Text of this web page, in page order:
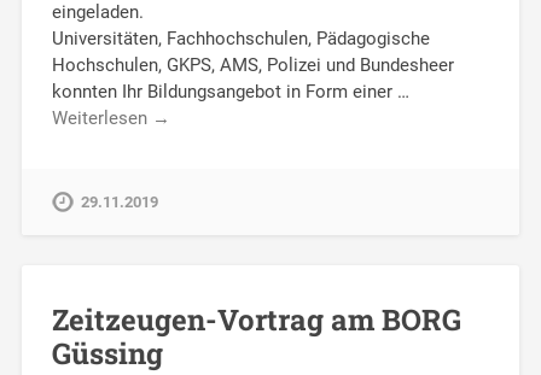
eingeladen.
Universitäten, Fachhochschulen, Pädagogische
Hochschulen, GKPS, AMS, Polizei und Bundesheer
konnten Ihr Bildungsangebot in Form einer …
Weiterlesen →
29.11.2019
Zeitzeugen-Vortrag am BORG
Güssing